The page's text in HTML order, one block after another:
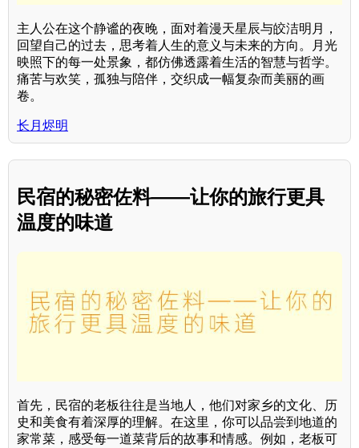
主人公在这个静谧的夜晚，面对着漫天星辰与皎洁明月，
回望自己的过去，思考着人生的意义与未来的方向。月光
映照下的每一处景象，都仿佛透露着生活的智慧与哲学。
痛苦与欢笑，孤独与陪伴，交织成一幅复杂而美丽的画
卷。
长月烬明
民宿的秘密佐料——让你的旅行更具
温度的味道
首先，民宿的老板往往是当地人，他们对家乡的文化、历
史和美食有着深厚的理解。在这里，你可以品尝到地道的
家常菜，感受每一道菜背后的故事和情感。例如，老板可